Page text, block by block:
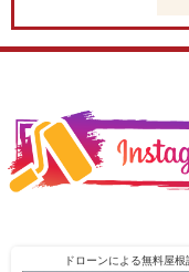
ドローンによる無料屋根